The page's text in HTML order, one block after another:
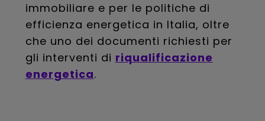
immobiliare e per le politiche di
efficienza energetica in Italia, oltre
che uno dei documenti richiesti per
gli interventi di riqualificazione
energetica.